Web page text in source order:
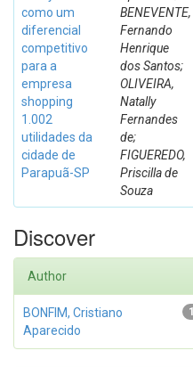
como um
diferencial
competitivo
para a
empresa
shopping
1.002
utilidades da
cidade de
Parapuã-SP
BENEVENTE,
Fernando
Henrique
dos Santos;
OLIVEIRA,
Natally
Fernandes
de;
FIGUEREDO,
Priscilla de
Souza
Discover
Author
1
BONFIM, Cristiano
Aparecido